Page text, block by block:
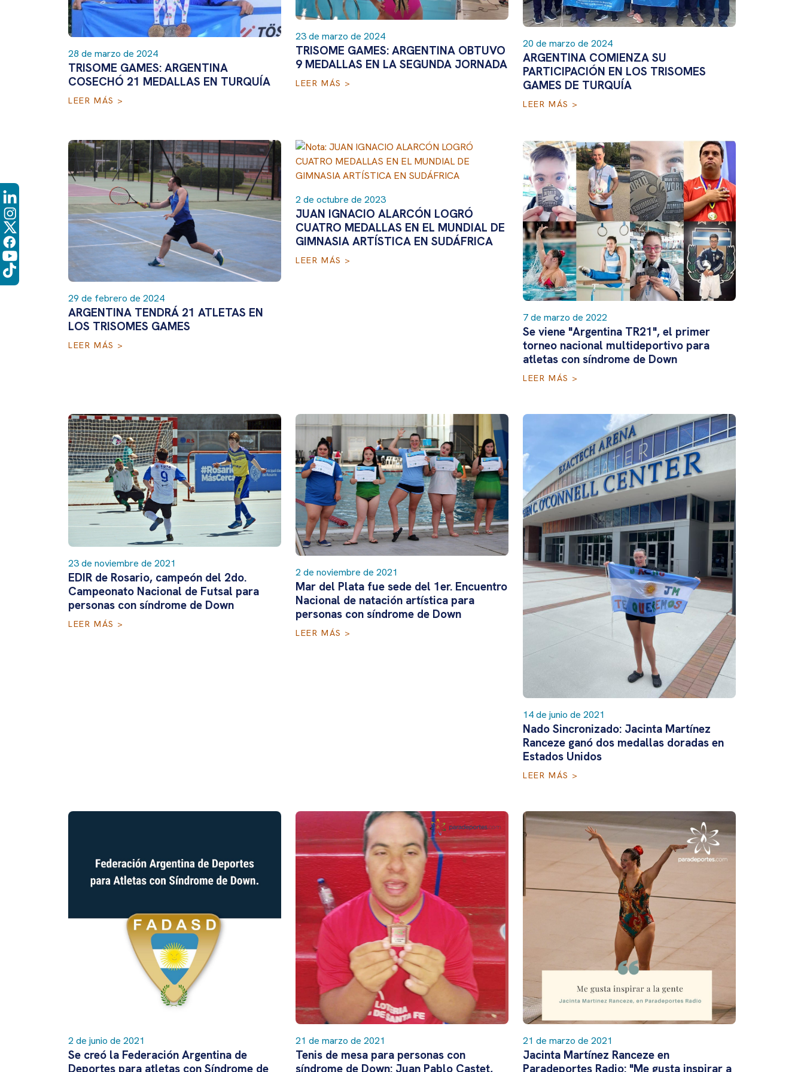
28 de marzo de 2024
TRISOME GAMES: ARGENTINA
COSECHÓ 21 MEDALLAS EN TURQUÍA
LEER MÁS >
23 de marzo de 2024
TRISOME GAMES: ARGENTINA OBTUVO
9 MEDALLAS EN LA SEGUNDA JORNADA
LEER MÁS >
20 de marzo de 2024
ARGENTINA COMIENZA SU
PARTICIPACIÓN EN LOS TRISOMES
GAMES DE TURQUÍA
LEER MÁS >
29 de febrero de 2024
ARGENTINA TENDRÁ 21 ATLETAS EN
LOS TRISOMES GAMES
LEER MÁS >
2 de octubre de 2023
JUAN IGNACIO ALARCÓN LOGRÓ
CUATRO MEDALLAS EN EL MUNDIAL DE
GIMNASIA ARTÍSTICA EN SUDÁFRICA
LEER MÁS >
7 de marzo de 2022
Se viene "Argentina TR21", el primer
torneo nacional multideportivo para
atletas con síndrome de Down
LEER MÁS >
23 de noviembre de 2021
EDIR de Rosario, campeón del 2do.
Campeonato Nacional de Futsal para
personas con síndrome de Down
LEER MÁS >
2 de noviembre de 2021
Mar del Plata fue sede del 1er. Encuentro
Nacional de natación artística para
personas con síndrome de Down
LEER MÁS >
14 de junio de 2021
Nado Sincronizado: Jacinta Martínez
Ranceze ganó dos medallas doradas en
Estados Unidos
LEER MÁS >
2 de junio de 2021
Se creó la Federación Argentina de
Deportes para atletas con Síndrome de
21 de marzo de 2021
Tenis de mesa para personas con
síndrome de Down: Juan Pablo Castet,
21 de marzo de 2021
Jacinta Martínez Ranceze en
Paradeportes Radio: "Me gusta inspirar a